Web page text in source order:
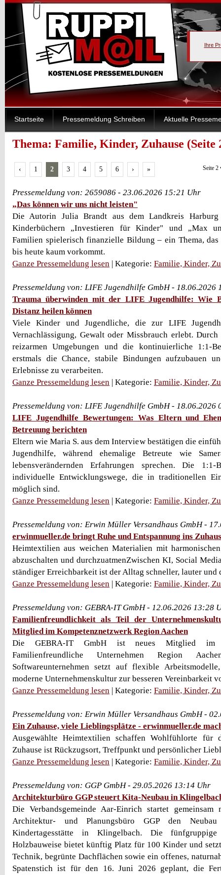
Ihre
Startseite Pressemeldung Schreiben Aktuelle
Thema: Familie, Kinder, Zuhause (Seite
‹ 1 2 3 4 5 6 › » Seite 2
Pressemeldung von: 2659086 - 23.06.2026 15:21 Uhr
„Das können wir uns nicht leisten"
Die Autorin Julia Brandt aus dem Landkreis
Kinderbüchern „Investieren für Kinder" und „Max
Familien spielerisch finanzielle Bildung – ein Thema, das
bis heute kaum vorkommt.
Ganze Pressemeldung lesen | Kategorie: Familie, Kinder,
Pressemeldung von: LIFE Jugendhilfe GmbH - 18.06.2026
Trauma überwinden mit der LIFE Jugendhilfe: Wie
Distanz heilen können
Viele Kinder und Jugendliche, die zur LIFE
Vernachlässigung, Gewalt oder Missbrauch erlebt.
reizarmen Umgebungen und die kontinuierliche 1:1-
erstmals die Chance, stabile Bindungen aufzubauen
Erlebnisse zu verarbeiten.
Ganze Pressemeldung lesen | Kategorie: Familie, Kinder,
Pressemeldung von: LIFE Jugendhilfe GmbH - 18.06.2026
LIFE Jugendhilfe Bewertungen: Was Eltern und
Betreuung berichten
Eltern wie Maria S. aus dem Interview bestätigen die
Jugendhilfe, während ehemalige Betreute wie
lebensverändernden Erfahrungen sprechen. Die 1:1-
individuelle Entwicklungswege, die in traditionellen
möglich sind.
Ganze Pressemeldung lesen | Kategorie: Familie, Kinder,
Pressemeldung von: Erwin Müller Versandhaus GmbH -
erwinmueller.de bringt Ruhe und Entspannung ins
Heimtextilien aus weichen Materialien mit
abzuschalten und durchzuatmenZwischen KI, Social
ständiger Erreichbarkeit ist der Alltag schneller, lauter und
Ganze Pressemeldung lesen | Kategorie: Familie, Kinder,
Pressemeldung von: GEBRA-IT GmbH - 12.06.2026 13:28
Familienfreundlichkeit als Teil der
Mitglied im Kompetenznetzwerk Region Aachen
Die GEBRA-IT GmbH ist neues Mitglied im
Familienfreundliche Unternehmen Region
Softwareunternehmen setzt auf flexible
moderne Unternehmenskultur zur besseren Vereinbarkeit
Ganze Pressemeldung lesen | Kategorie: Familie, Kinder,
Pressemeldung von: Erwin Müller Versandhaus GmbH -
Ein Zuhause, viele Lieblingsplätze - erwinmueller.de
Ausgewählte Heimtextilien schaffen Wohlfühlorte für
Zuhause ist Rückzugsort, Treffpunkt und persönlicher
Ganze Pressemeldung lesen | Kategorie: Familie, Kinder,
Pressemeldung von: GGP GmbH - 29.05.2026 13:14 Uhr
Architekturbüro GGP steuert Kita-Neubau in
Die Verbandsgemeinde Aar-Einrich startet gemeinsam
Architektur- und Planungsbüro GGP den
Kindertagesstätte in Klingelbach. Die
Holzbauweise bietet künftig Platz für 100 Kinder und
Technik, begrünte Dachflächen sowie ein offenes,
Spatenstich ist für den 16. Juni 2026 geplant, die